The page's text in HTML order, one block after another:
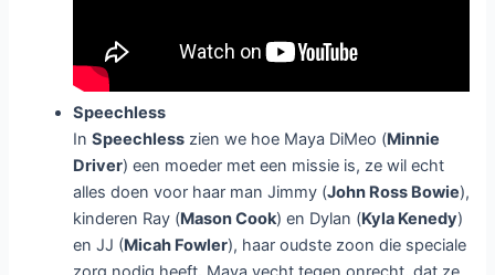
Speechless
InSpeechless zien we hoe Maya DiMeo (Minnie
Driver) een moeder met een missie is, ze wil echt
alles doen voor haar man Jimmy (John Ross Bowie),
kinderen Ray (Mason Cook) en Dylan (Kyla Kenedy)
en JJ (Micah Fowler), haar oudste zoon die speciale